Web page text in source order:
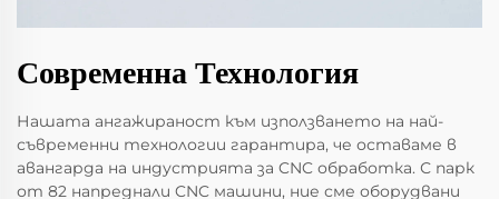
Современна Технология
Нашата ангажираност към използването на най-
съвременни технологии гарантира, че оставаме в
авангарда на индустрията за CNC обработка. С парк
от 82 напреднали CNC машини, ние сме оборудвани